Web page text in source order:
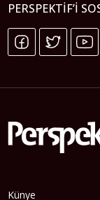
PERSPEKTIF’I
Künye